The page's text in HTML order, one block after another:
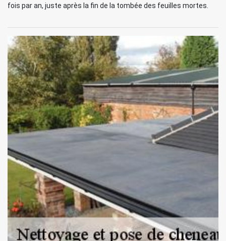
fois par an, juste après la fin de la tombée des feuilles mortes.